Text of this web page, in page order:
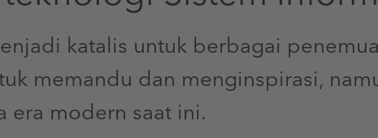
katalis untuk berbagai
memandu dan menginspirasi,
era modern saat ini.